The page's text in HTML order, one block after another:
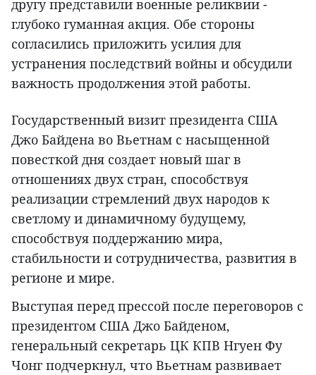
другу представили военные реликвии -
глубоко гуманная акция. Обе стороны
согласились приложить усилия для
устранения последствий войны и обсудили
важность продолжения этой работы.
Государственный визит президента США
Джо Байдена во Вьетнам с насыщенной
повесткой дня создает новый шаг в
отношениях двух стран, способствуя
реализации стремлений двух народов к
светлому и динамичному будущему,
способствуя поддержанию мира,
стабильности и сотрудничества, развития в
регионе и мире.
Выступая перед прессой после переговоров с
президентом США Джо Байденом,
генеральный секретарь ЦК КПВ Нгуен Фу
Чонг подчеркнул, что Вьетнам развивает